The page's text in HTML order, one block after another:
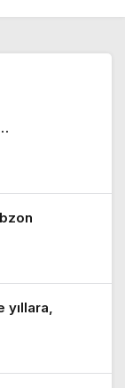
yıllara,